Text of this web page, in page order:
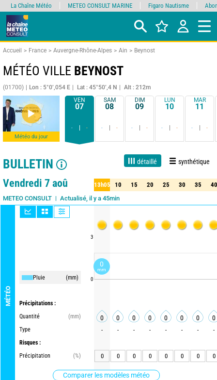
Accueil France Auvergne-Rhône-Alpes Ain Beynost
MÉTÉO VILLE BEYNOST
(01700) Lon : 5°0’,054 E Lat : 45°50’,4 N Alt : 212m
Météo du jour
VEN
07
- -
SAM
08
- -
DIM
09
- -
LUN
10
- -
MAR
11
- -
BULLETIN détaillé synthétique
Live 1 jour 3 jours 15 jours Fiabilité 90%
Vendredi 7 aoû
METEO CONSULT Actualisé, il y a 45min
MÉTÉO
Pluie (mm)
Précipitations :
Quantité
(mm)
Type
Risques :
Précipitation
(%)
Comparer les modèles météo
3
0
13h05 10 15 20 25 30 35 40
05 10 15 20 25 30 35 40
0 0 0 0 0 0 0 0
- - - - - - - -
0 0 0 0 0 0 0 0
La Chaîne Météo METEO CONSULT MARINE Figaro Nautisme
0
mm